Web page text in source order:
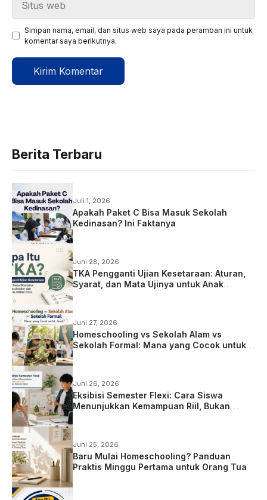
Simpan nama, email, dan situs web saya pada peramban ini untuk
komentar saya berikutnya.
Berita Terbaru
Juli 1, 2026
Apakah Paket C Bisa Masuk Sekolah
Kedinasan? Ini Faktanya
Juni 28, 2026
TKA Pengganti Ujian Kesetaraan: Aturan,
Syarat, dan Mata Ujinya untuk Anak
Juni 27, 2026
Homeschooling vs Sekolah Alam vs
Sekolah Formal: Mana yang Cocok untuk
Juni 26, 2026
Eksibisi Semester Flexi: Cara Siswa
Menunjukkan Kemampuan Riil, Bukan
Juni 25, 2026
Baru Mulai Homeschooling? Panduan
Praktis Minggu Pertama untuk Orang Tua